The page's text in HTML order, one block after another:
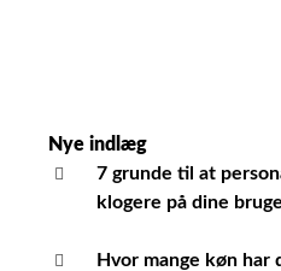
Nye indlæg
7 grunde til at
klogere på dine
Hvor mange køn har